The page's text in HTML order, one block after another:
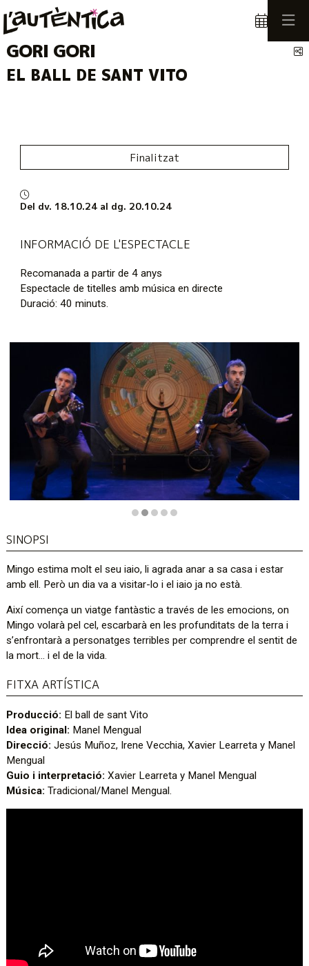
GORI GORI
EL BALL DE SANT VITO
Finalitzat
Del dv. 18.10.24 al dg. 20.10.24
INFORMACIÓ DE L'ESPECTACLE
Recomanada a partir de 4 anys
Espectacle de titelles amb música en directe
Duració: 40 minuts.
SINOPSI
Mingo estima molt el seu iaio, li agrada anar a sa casa i estar
amb ell. Però un dia va a visitar-lo i el iaio ja no està.
Així comença un viatge fantàstic a través de les emocions, on
Mingo volarà pel cel, escarbarà en les profunditats de la terra i
s’enfrontarà a personatges terribles per comprendre el sentit de
la mort… i el de la vida.
FITXA ARTÍSTICA
Producció: El ball de sant Vito
Idea original: Manel Mengual
Direcció:Jesús Muñoz, Irene Vecchia, Xavier Learreta y Manel
Mengual
Guio i interpretació: Xavier Learreta y Manel Mengual
Música:Tradicional/Manel Mengual.